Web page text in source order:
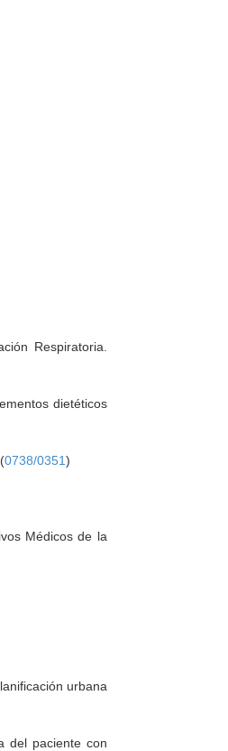
Respiratoria.
dietéticos
0738/0351)
Médicos de la
urbana
del paciente con